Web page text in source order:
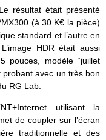
résultat était présenté
(à 30 K€ la pièce)
standard et l’autre en
HDR était aussi
pouces, modèle “juillet
avec un très bon
RG Lab.
utilisant la
de coupler sur l’écran
traditionnelle et des